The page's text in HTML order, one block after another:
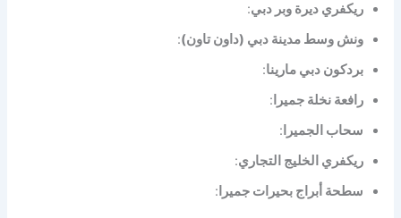
ريكفري ديرة وبر دبي:
ونش وسط مدينة دبي (داون تاون):
بردكون دبي مارينا:
رافعة نخلة جميرا :
سحاب الجميرا :
ريكفري الخليج التجاري:
سطحة أبراج بحيرات جميرا :